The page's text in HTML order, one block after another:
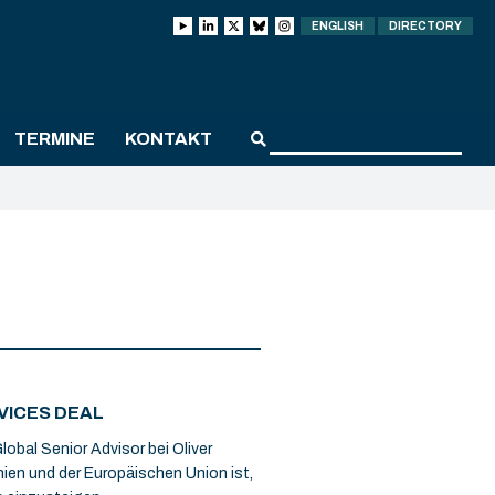
ENGLISH DIRECTORY
TERMINE KONTAKT
DEAL
Senior Advisor bei Oliver
und der Europäischen Union ist,